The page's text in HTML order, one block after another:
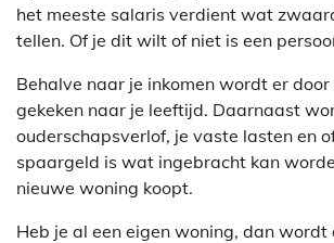
het meeste salaris verdient wat
tellen. Of je dit wilt of niet is een
Behalve naar je inkomen wordt er door
gekeken naar je leeftijd. Daarnaast
ouderschapsverlof, je vaste lasten en
spaargeld is wat ingebracht kan
nieuwe woning koopt.
Heb je al een eigen woning, dan wordt